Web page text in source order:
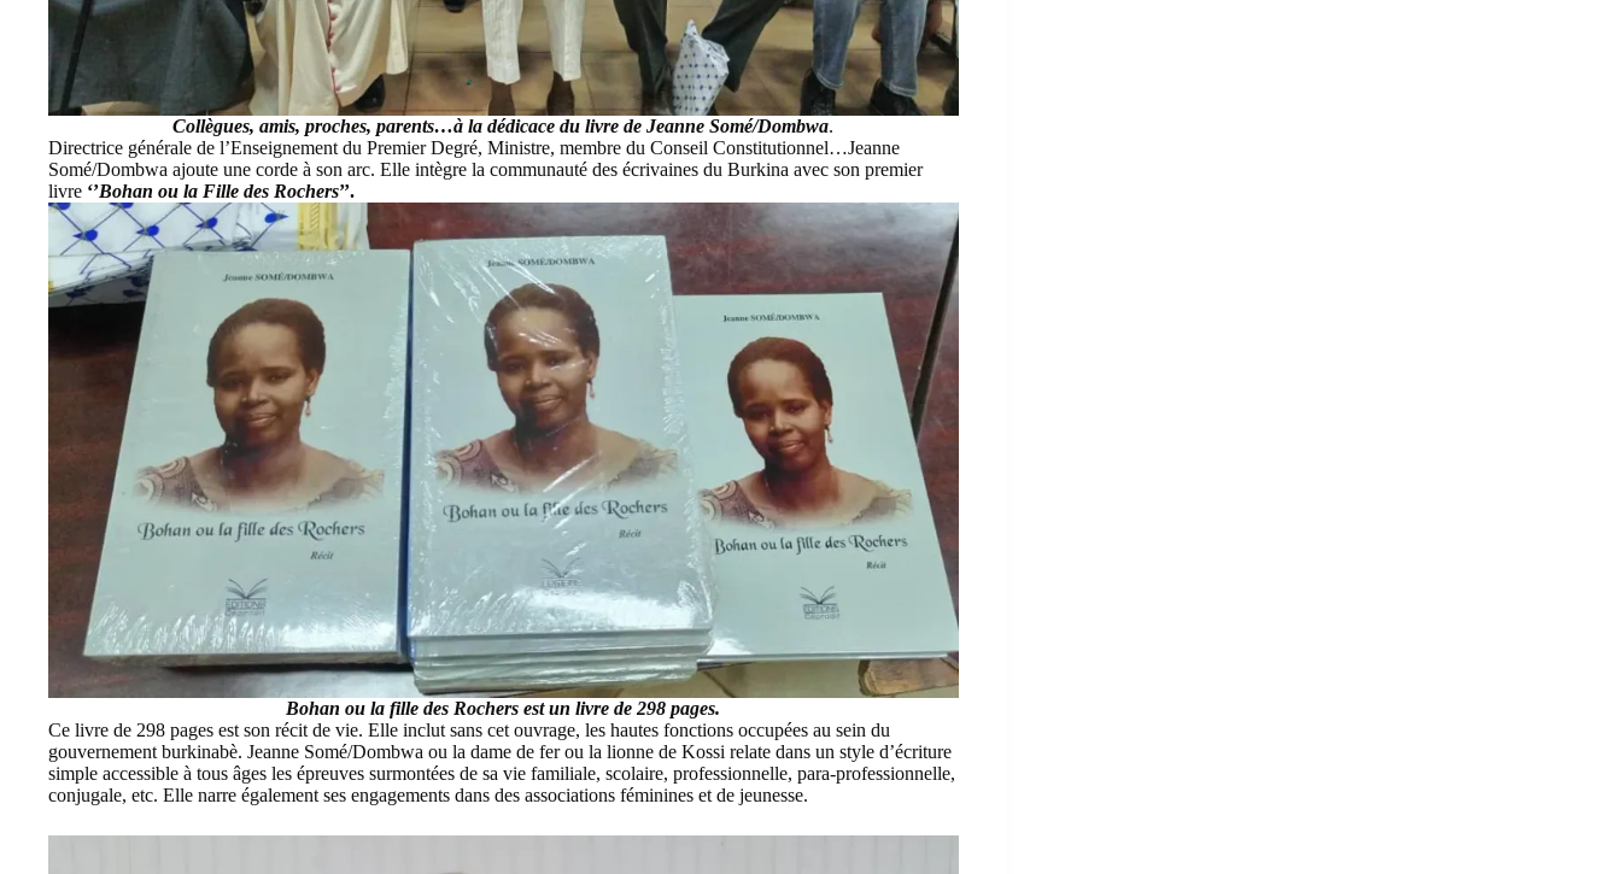
Collègues, amis, proches, parents…à la dédicace du livre de Jeanne Somé/Dombwa.
Directrice générale de l’Enseignement du Premier Degré, Ministre, membre du Conseil Constitutionnel…Jeanne
Somé/Dombwa ajoute une corde à son arc. Elle intègre la communauté des écrivaines du Burkina avec son premier
livre ‘’Bohan ou la Fille des Rochers’’.
Bohan ou la fille des Rochers est un livre de 298 pages.
Ce livre de 298 pages est son récit de vie. Elle inclut sans cet ouvrage, les hautes fonctions occupées au sein du
gouvernement burkinabè. Jeanne Somé/Dombwa ou la dame de fer ou la lionne de Kossi relate dans un style d’écriture
simple accessible à tous âges les épreuves surmontées de sa vie familiale, scolaire, professionnelle, para-professionnelle,
conjugale, etc. Elle narre également ses engagements dans des associations féminines et de jeunesse.